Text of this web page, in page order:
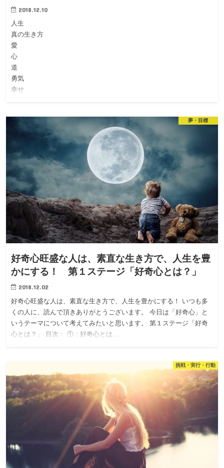
2018.12.10
人生
真の生き方
愛
心
道
勇気
幸せ
夢・目標
好奇心旺盛な人は、素直な生き方で、人生を豊
かにする！ 第１ステージ「好奇心とは？」
2018.12.02
好奇心旺盛な人は、素直な生き方で、人生を豊かにする！ いつも多
くの人に、読んで頂きありがとうございます。 今日は「好奇心」と
いうテーマについて考えてみたいと思います。 第１ステージ「好奇
心とは？」 目次： ①：好奇心とは…
挑戦・実行・行動